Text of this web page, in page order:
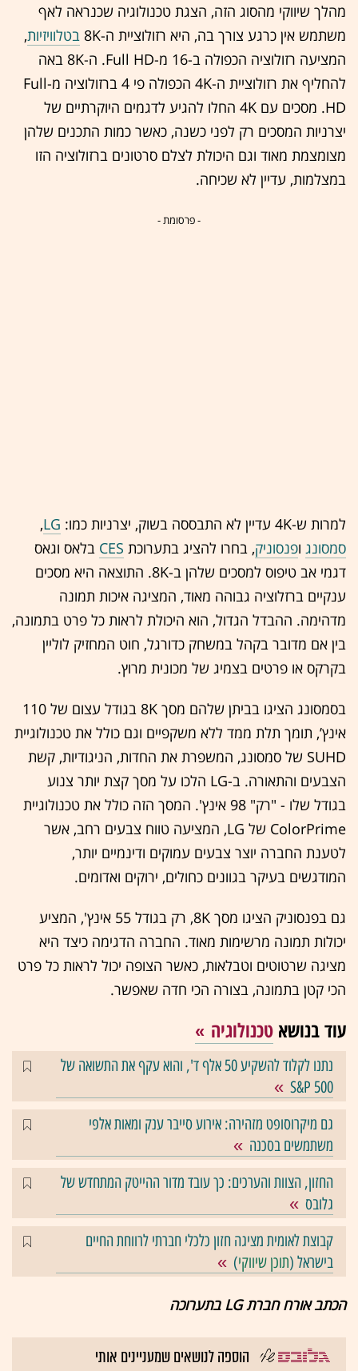
מהלך שיווקי מהסוג הזה, הצגת טכנולוגיה שכנראה לאף
משתמש אין כרגע צורך בה, היא רזולוציית ה-8K
בטלוויזיות,
המציעה רזולוציה הכפולה ב-16 מ-Full HD. ה-8K באה
להחליף את רזולוציית ה-4K הכפולה פי 4 ברזולוציה מ-Full
HD. מסכים עם 4K החלו להגיע לדגמים היוקרתיים של
יצרניות המסכים רק לפני כשנה, כאשר כמות התכנים שלהן
מצומצמת מאוד וגם היכולת לצלם סרטונים ברזולוציה הזו
במצלמות, עדיין לא שכיחה.
- פרסומת -
למרות ש-4K עדיין לא התבססה בשוק, יצרניות כמו: LG
,
סמסונג ופנסוניק, בחרו להציג בתערוכת CES בלאס וגאס
דגמי אב טיפוס למסכים שלהן ב-8K. התוצאה היא מסכים
ענקיים ברזלוציה גבוהה מאוד, המציגה איכות תמונה
מדהימה. ההבדל הגדול, הוא היכולת לראות כל פרט בתמונה,
בין אם מדובר בקהל במשחק כדורגל, חוט המחזיק לוליין
בקרקס או פרטים בצמיג של מכונית מרוץ.
בסמסונג הציגו בביתן שלהם מסך 8K בגודל עצום של 110
אינץ’, תומך תלת ממד ללא משקפיים וגם כולל את טכנולוגיית
SUHD של סמסונג, המשפרת את החדות, הניגודיות, קשת
הצבעים והתאורה. ב-LG הלכו על מסך קצת יותר צנוע
בגודל שלו - "רק" 98 אינץ'. המסך הזה כולל את טכנולוגיית
ColorPrime של LG, המציעה טווח צבעים רחב, אשר
לטענת החברה יוצר צבעים עמוקים ודינמיים יותר,
המודגשים בעיקר בגוונים כחולים, ירוקים ואדומים.
גם בפנסוניק הציגו מסך 8K, רק בגודל 55 אינץ', המציע
יכולות תמונה מרשימות מאוד. החברה הדגימה כיצד היא
מציגה שרטוטים וטבלאות, כאשר הצופה יכול לראות כל פרט
הכי קטן בתמונה, בצורה הכי חדה שאפשר.
עוד בנושא טכנולוגיה
נתנו לקלוד להשקיע 50 אלף ד', והוא עקף את התשואה של
S&P 500
גם מיקרוסופט מזהירה: אירוע סייבר ענק ומאות אלפי
משתמשים בסכנה
החזון, הצוות והערכים: כך עובד מדור ההייטק המתחדש של
גלובס
קבוצת לאומית מציגה חזון כלכלי חברתי לרווחת החיים
בישראל (תוכן שיווקי)
הכתב אורח חברת LG בתערוכה
הוספה לנושאים שמעניינים אותי